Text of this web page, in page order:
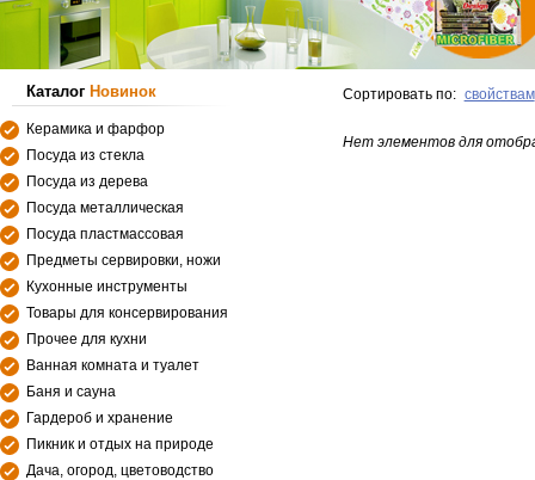
Каталог Новинок
Керамика и фарфор
Посуда из стекла
Посуда из дерева
Посуда металлическая
Посуда пластмассовая
Предметы сервировки, ножи
Кухонные инструменты
Товары для консервирования
Прочее для кухни
Ванная комната и туалет
Баня и сауна
Гардероб и хранение
Пикник и отдых на природе
Дача, огород, цветоводство
Сортировать по: свойствам
Нет элементов для